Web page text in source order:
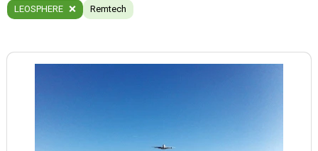
LEOSPHERE Remtech